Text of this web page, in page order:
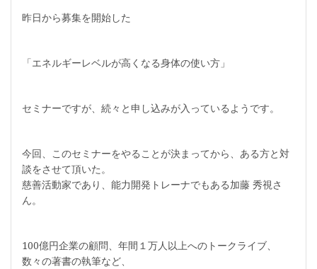
昨日から募集を開始した
「エネルギーレベルが高くなる身体の使い方」
セミナーですが、続々と申し込みが入っているようです。
今回、このセミナーをやることが決まってから、ある方と対
談をさせて頂いた。
慈善活動家であり、能力開発トレーナでもある加藤 秀視さ
ん。
100億円企業の顧問、年間１万人以上へのトークライブ、
数々の著書の執筆など、